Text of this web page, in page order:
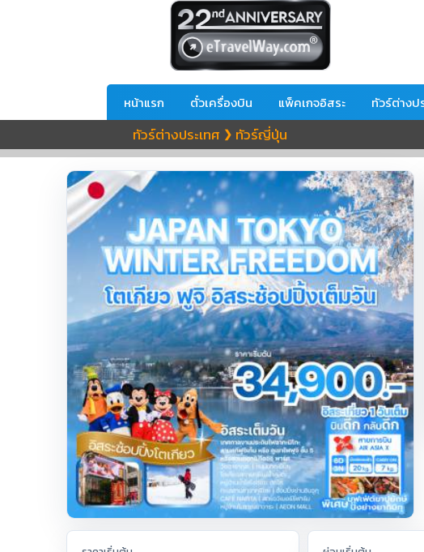
หน้าแรก ตั๋วเครื่องบิน แพ็คเกจอิสระ ทัวร์ต่างป
ทัวร์ต่างประเทศ ❯ ทัวร์ญี่ปุ่น